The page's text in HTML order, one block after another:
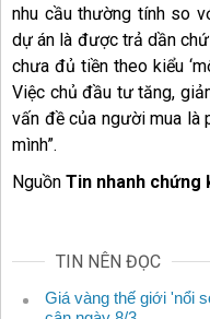
nhu cầu thường tính so
dự án là được trả dần
chưa đủ tiền theo kiểu
Việc chủ đầu tư tăng,
vấn đề của người mua là
mình”.
Nguồn Tin nhanh chứng
TIN NÊN ĐỌC
Giá vàng thế giới 'nổi